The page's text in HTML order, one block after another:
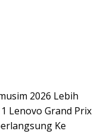
2026 Lebih
Lenovo Grand Prix
Ke